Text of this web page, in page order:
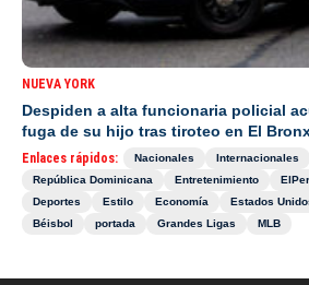
NUEVA YORK
Despiden a alta funcionaria policial
fuga de su hijo tras tiroteo en El
Enlaces rápidos: Nacionales Internacionales
República Dominicana
Entretenimiento
Deportes
Estilo Economía Estados
Béisbol
portada Grandes Ligas MLB